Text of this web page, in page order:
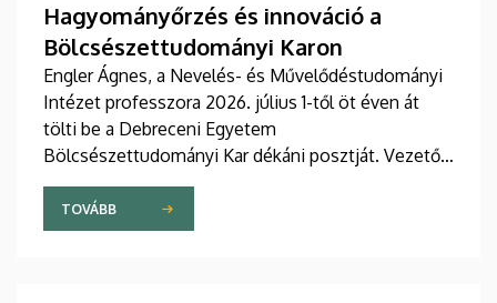
Hagyományőrzés és innováció a
Bölcsészettudományi Karon
Engler Ágnes, a Nevelés- és Művelődéstudományi
Intézet professzora 2026. július 1-től öt éven át
tölti be a Debreceni Egyetem
Bölcsészettudományi Kar dékáni posztját. Vezetői
stratégiájában fontos szerepet szán a kar
hagyományainak, a bölcsészképzés klasszikus
normáinak megőrzésének, egyben reagálva a
TOVÁBB